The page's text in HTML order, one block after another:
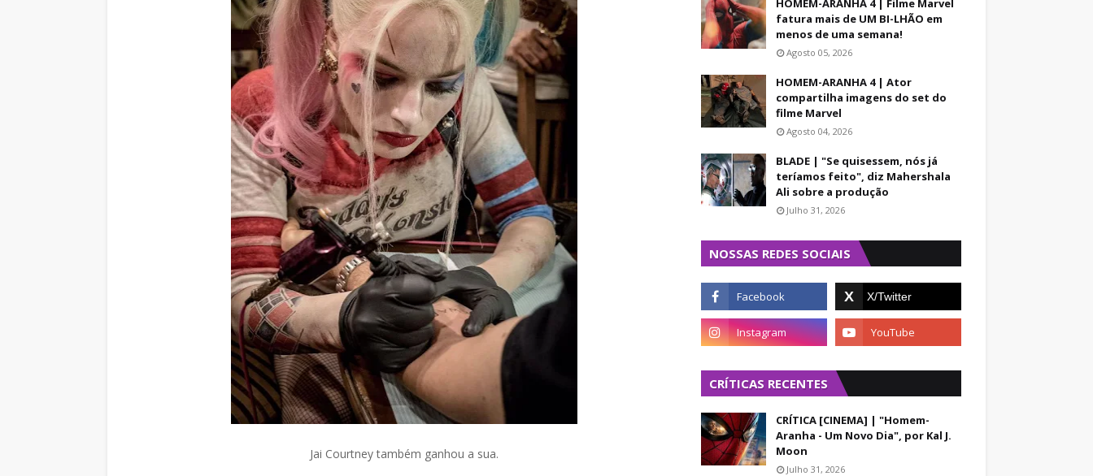
Jai Courtney também ganhou a sua.
HOMEM-ARANHA 4 | Filme Marvel
fatura mais de UM BI-LHÃO em
menos de uma semana!
Agosto 05, 2026
HOMEM-ARANHA 4 | Ator
compartilha imagens do set do
filme Marvel
Agosto 04, 2026
BLADE | "Se quisessem, nós já
teríamos feito", diz Mahershala
Ali sobre a produção
Julho 31, 2026
NOSSAS REDES SOCIAIS
CRÍTICAS RECENTES
CRÍTICA [CINEMA] | "Homem-
Aranha - Um Novo Dia", por Kal J.
Moon
Julho 31, 2026